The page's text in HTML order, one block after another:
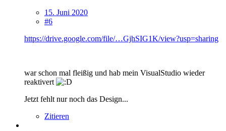
15. Juni 2020
#6
https://drive.google.com/file/…GjhSIG1K/view?usp=sharing
war schon mal fleißig und hab mein VisualStudio wieder
reaktivert
Jetzt fehlt nur noch das Design...
Zitieren